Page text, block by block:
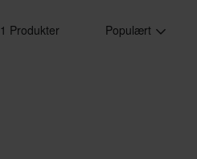
1 Produkter Populært